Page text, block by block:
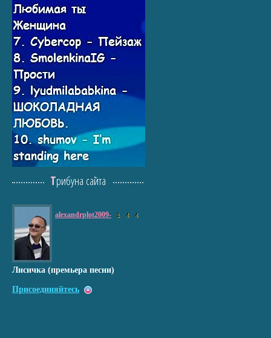
Трибуна сайта
alexandrplot2009- 1 4 4
Лисичка (премьера песни)
Присоединяйтесь